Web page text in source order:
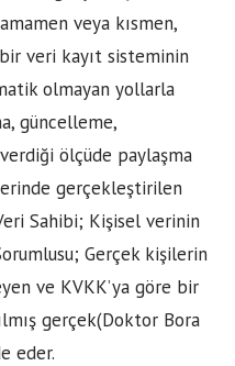
veya kısmen,
veri kayıt sisteminin
olmayan yollarla
güncelleme,
ölçüde paylaşma
gerçekleştirilen
Sahibi; Kişisel verinin
Gerçek kişilerin
ve KVKK’ya göre bir
gerçek(Doktor Bora
eder.